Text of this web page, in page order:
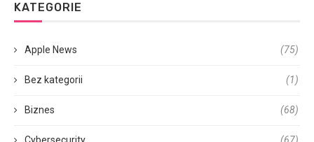
KATEGORIE
Apple News (75)
Bez kategorii (1)
Biznes (68)